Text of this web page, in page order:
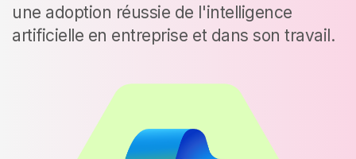
une adoption réussie de l'intelligence
artificielle en entreprise et dans son travail.